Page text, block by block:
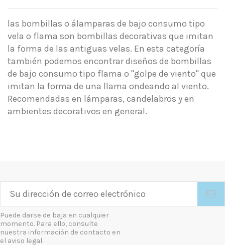
las bombillas o álamparas de bajo consumo tipo
vela o flama son bombillas decorativas que imitan
la forma de las antiguas velas. En esta categoría
también podemos encontrar diseños de bombillas
de bajo consumo tipo flama o "golpe de viento" que
imitan la forma de una llama ondeando al viento.
Recomendadas en lámparas, candelabros y en
ambientes decorativos en general.
Puede darse de baja en cualquier
momento. Para ello, consulte
nuestra información de contacto en
el aviso legal.